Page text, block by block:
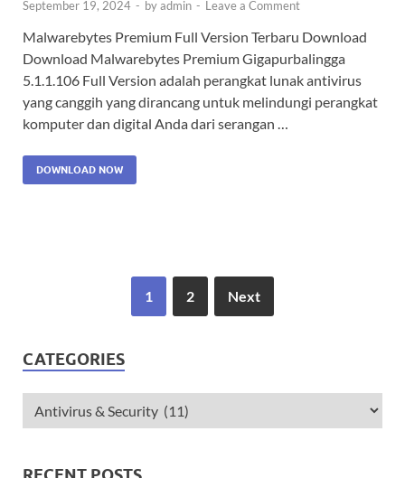
September 19, 2024 - byadmin - Leave a Comment
Malwarebytes Premium Full Version Terbaru Download
Download Malwarebytes Premium Gigapurbalingga
5.1.1.106 Full Version adalah perangkat lunak antivirus
yang canggih yang dirancang untuk melindungi perangkat
komputer dan digital Anda dari serangan …
DOWNLOAD NOW
1 2 Next
CATEGORIES